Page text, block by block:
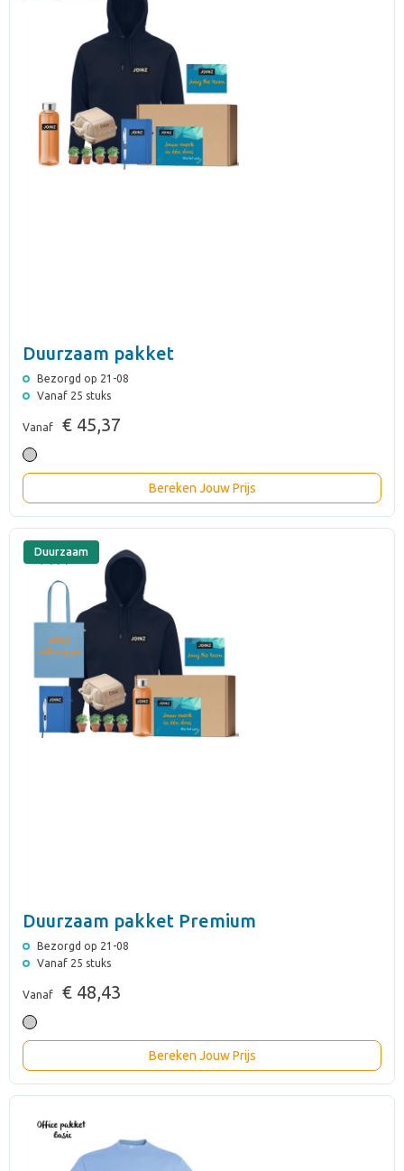
Duurzaam pakket
Bezorgd op 21-08
Vanaf 25 stuks
Vanaf € 45,37
Bereken Jouw Prijs
Duurzaam
Duurzaam pakket Premium
Bezorgd op 21-08
Vanaf 25 stuks
Vanaf € 48,43
Bereken Jouw Prijs